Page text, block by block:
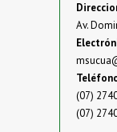
Av.
(07)
(07)